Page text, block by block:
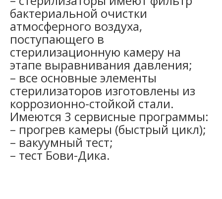
бактериальной очистки
атмосферного воздуха,
поступающего в
стерилизационную камеру на
этапе выравнивания давления;
– все основные элементы
стерилизаторов изготовлены из
коррозионно-стойкой стали.
Имеются 3 сервисные программы:
– прогрев камеры (быстрый цикл);
– вакуумный тест;
– тест Бови-Дика.